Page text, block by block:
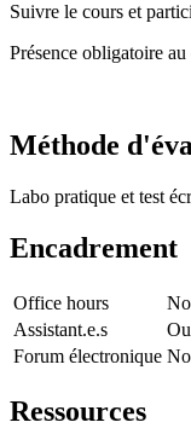
Suivre le cours et
Présence obligatoire
Méthode
Labo pratique et test
Encadrement
Office hours
Assistant.e.s
Forum électronique
Ressources